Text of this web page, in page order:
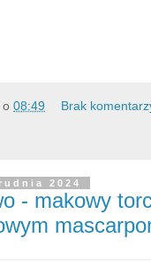
o 08:49 Brak
2024
- makowy